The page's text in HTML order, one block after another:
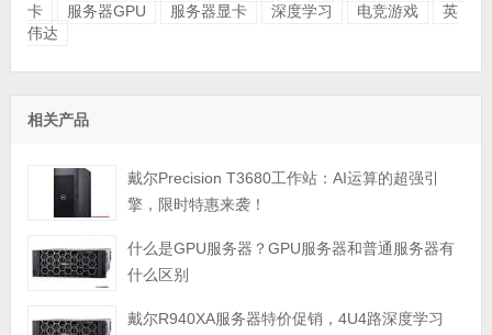
卡
服务器GPU 服务器显卡 深度学习 电竞游戏
英
伟达
相关产品
戴尔Precision T3680工作站：AI运算的超强引
擎，限时特惠来袭！
什么是GPU服务器？GPU服务器和普通服务器有
什么区别
戴尔R940XA服务器特价促销，4U4路深度学习